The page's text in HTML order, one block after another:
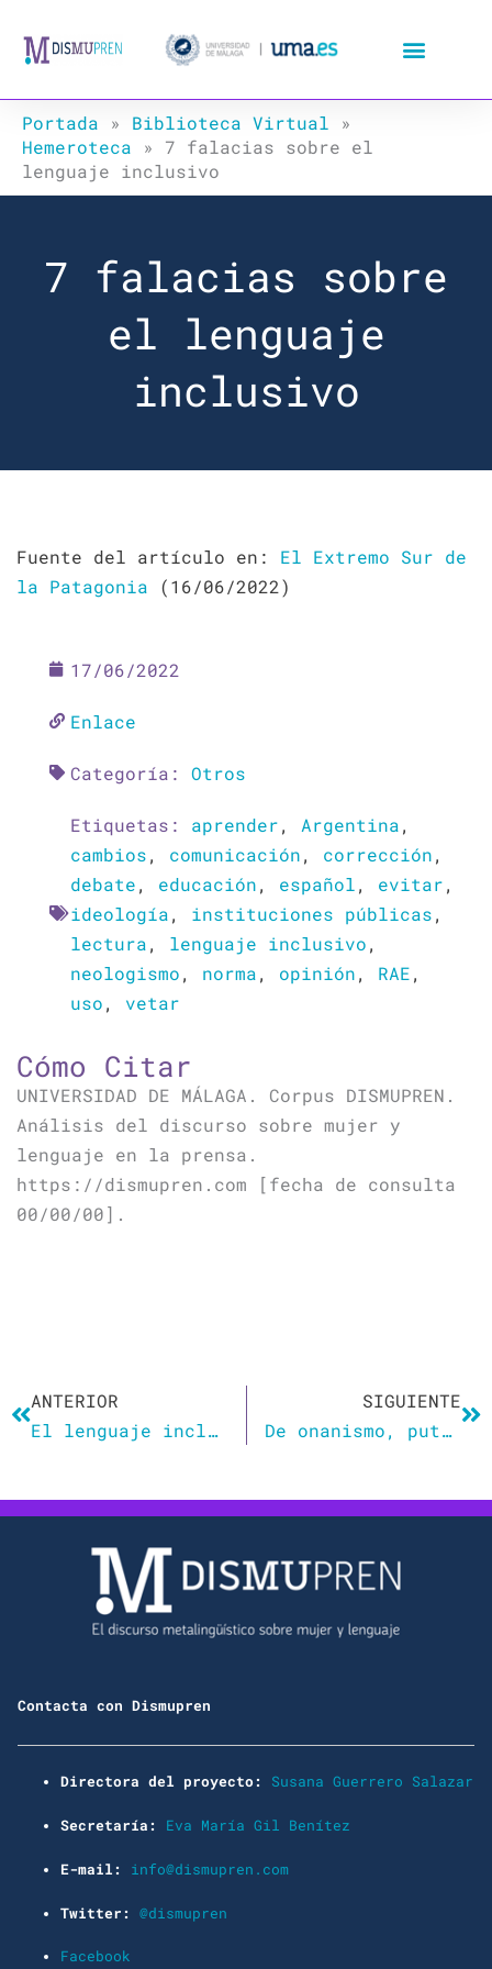
Portada » Biblioteca Virtual »
Hemeroteca » 7 falacias sobre el
lenguaje inclusivo
7 falacias sobre
el lenguaje
inclusivo
Fuente del artículo en: El Extremo Sur de
la Patagonia (16/06/2022)
17/06/2022
Enlace
Categoría: Otros
Etiquetas: aprender, Argentina,
cambios, comunicación, corrección,
debate, educación, español, evitar,
ideología, instituciones públicas,
lectura, lenguaje inclusivo,
neologismo, norma, opinión, RAE,
uso, vetar
Cómo Citar
UNIVERSIDAD DE MÁLAGA. Corpus DISMUPREN.
Análisis del discurso sobre mujer y
lenguaje en la prensa.
https://dismupren.com [fecha de consulta
00/00/00].
ANTERIOR
El lenguaje inclusivo y los límites de la libertad
SIGUIENTE
De onanismo, putos y puteros: ¿son hombres las prostitutas trans?
Contacta con Dismupren
Directora del proyecto: Susana Guerrero Salazar
Secretaría: Eva María Gil Benítez
E-mail: info@dismupren.com
Twitter: @dismupren
Facebook